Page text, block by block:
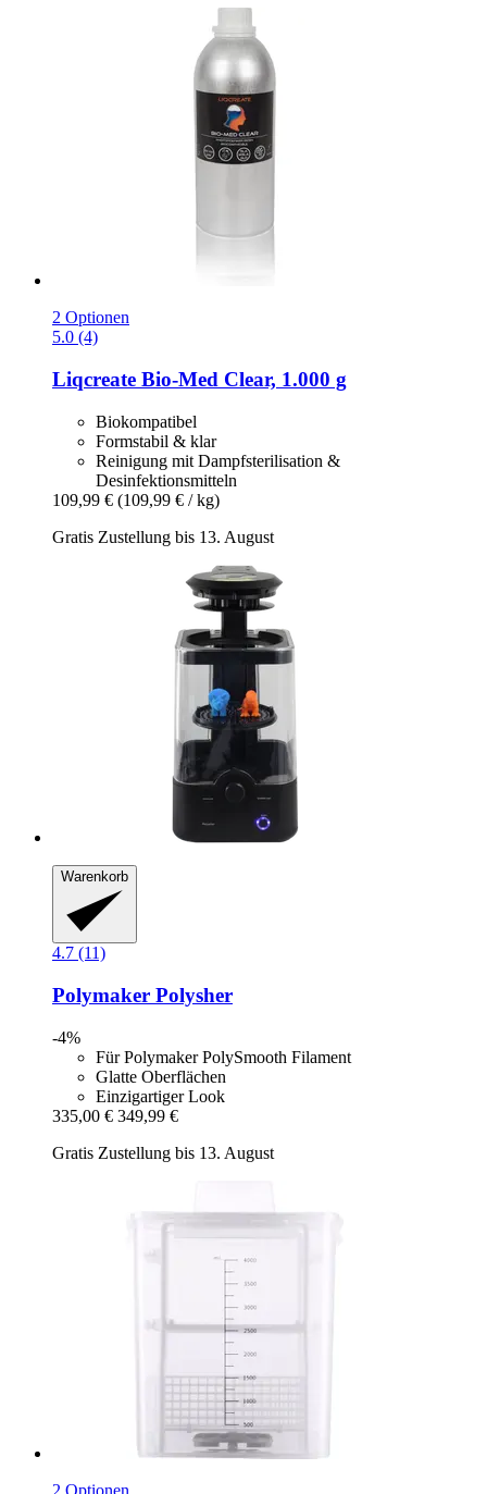
2 Optionen
5.0 (4)
Liqcreate Bio-​Med Clear, 1.000 g
Biokompatibel
Formstabil & klar
Reinigung mit Dampfsterilisation &
Desinfektionsmitteln
109,99 € (109,99 € / kg)
Gratis Zustellung bis 13. August
Warenkorb
4.7 (11)
Polymaker Polysher
-4%
Für Polymaker PolySmooth Filament
Glatte Oberflächen
Einzigartiger Look
335,00 € 349,99 €
Gratis Zustellung bis 13. August
2 Optionen